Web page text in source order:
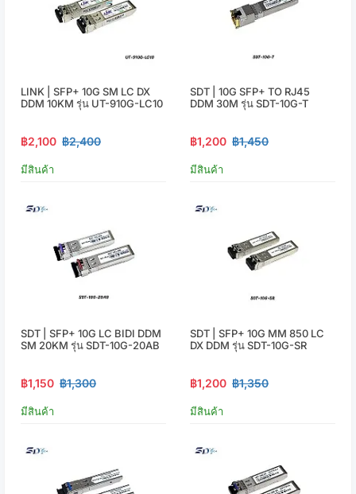
LINK | SFP+ 10G SM LC DX
DDM 10KM รุ่น UT-910G-LC10
฿2,100 ฿2,400
มีสินค้า
SDT | 10G SFP+ TO RJ45
DDM 30M รุ่น SDT-10G-T
฿1,200 ฿1,450
มีสินค้า
SDT | SFP+ 10G LC BIDI DDM
SM 20KM รุ่น SDT-10G-20AB
฿1,150 ฿1,300
มีสินค้า
SDT | SFP+ 10G MM 850 LC
DX DDM รุ่น SDT-10G-SR
฿1,200 ฿1,350
มีสินค้า